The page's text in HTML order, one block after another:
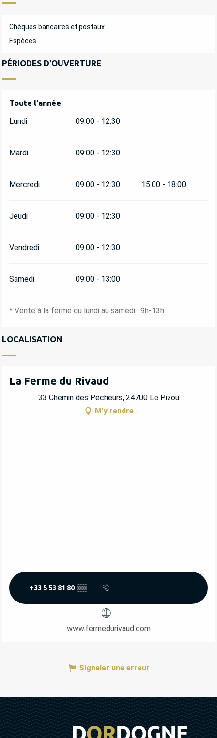
Chèques bancaires et postaux
Espèces
PÉRIODES D'OUVERTURE
Toute l'année
Toute l'année
Lundi 09:00 - 12:30
Mardi 09:00 - 12:30
Mercredi 09:00 - 12:30 15:00 - 18:00
Jeudi 09:00 - 12:30
Vendredi 09:00 - 12:30
Samedi 09:00 - 13:00
* Vente à la ferme du lundi au samedi : 9h-13h
LOCALISATION
La Ferme du Rivaud
33 Chemin des Pêcheurs, 24700 Le Pizou
M'y rendre
+33 5 53 81 80 ▒▒
www.fermedurivaud.com
Signaler une erreur